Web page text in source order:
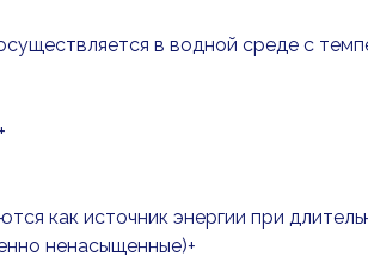
в водной среде с
как источник энергии при
ненасыщенные)+